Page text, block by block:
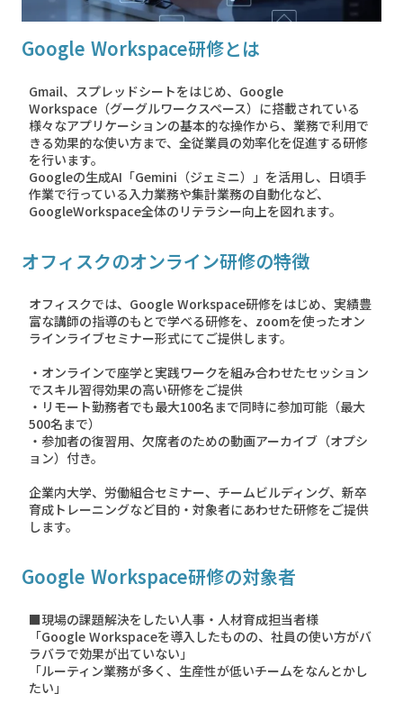
Google Workspace研修とは
Gmail、スプレッドシートをはじめ、Google
Workspace（グーグルワークスペース）に搭載されている
様々なアプリケーションの基本的な操作から、業務で利用で
きる効果的な使い方まで、全従業員の効率化を促進する研修
を行います。
Googleの生成AI「Gemini（ジェミニ）」を活用し、日頃手
作業で行っている入力業務や集計業務の自動化など、
GoogleWorkspace全体のリテラシー向上を図れます。
オフィスクのオンライン研修の特徴
オフィスクでは、Google Workspace研修をはじめ、実績豊
富な講師の指導のもとで学べる研修を、zoomを使ったオン
ラインライブセミナー形式にてご提供します。
・オンラインで座学と実践ワークを組み合わせたセッション
でスキル習得効果の高い研修をご提供
・リモート勤務者でも最大100名まで同時に参加可能（最大
500名まで）
・参加者の復習用、欠席者のための動画アーカイブ（オプシ
ョン）付き。
企業内大学、労働組合セミナー、チームビルディング、新卒
育成トレーニングなど目的・対象者にあわせた研修をご提供
します。
Google Workspace研修の対象者
■現場の課題解決をしたい人事・人材育成担当者様
「Google Workspaceを導入したものの、社員の使い方がバ
ラバラで効果が出ていない」
「ルーティン業務が多く、生産性が低いチームをなんとかし
たい」